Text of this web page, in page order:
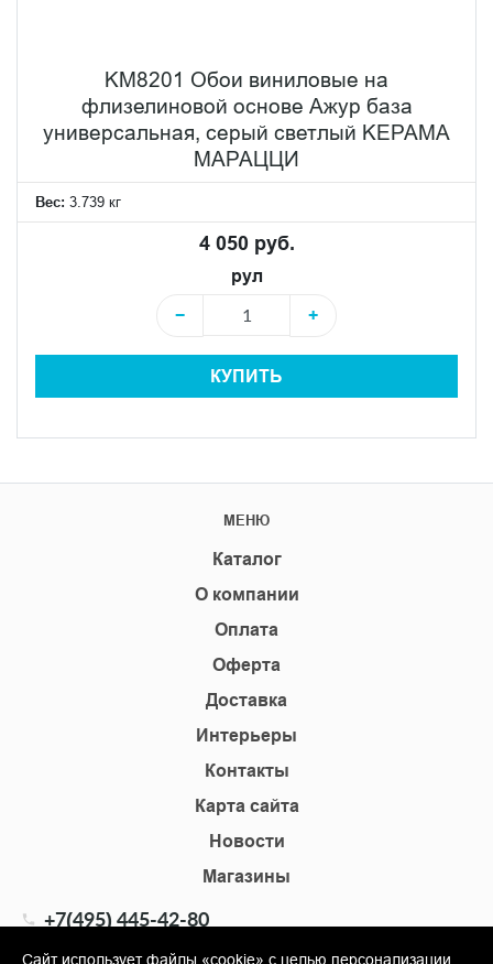
KM8201 Обои виниловые на
флизелиновой основе Ажур база
универсальная, серый светлый KЕРАМА
МАРАЦЦИ
Вес: 3.739 кг
4 050 руб.
рул
−
+
КУПИТЬ
МЕНЮ
Каталог
О компании
Оплата
Оферта
Доставка
Интерьеры
Контакты
Карта сайта
Новости
Магазины
+7(495) 445-42-80
Сайт использует файлы «cookie» с целью персонализации